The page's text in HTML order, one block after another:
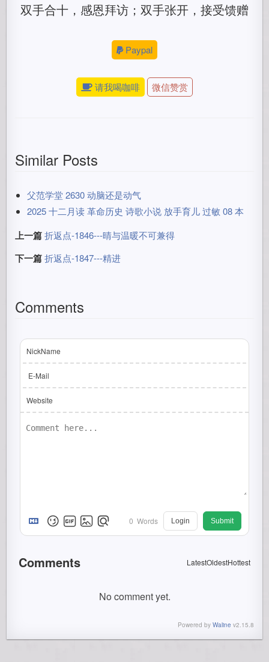
双手合十，感恩拜访；双手张开，接受馈赠
Paypal
请我喝咖啡 微信赞赏
Similar Posts
父范学堂 2630 动脑还是动气
2025 十二月读 革命历史 诗歌小说 放手育儿 过敏 08 本
上一篇 折返点-1846---晴与温暖不可兼得
下一篇 折返点-1847---精进
Comments
NickName
E-Mail
Website
0 Words Login Submit
Comments LatestOldestHottest
No comment yet.
Powered by Waline v2.15.8